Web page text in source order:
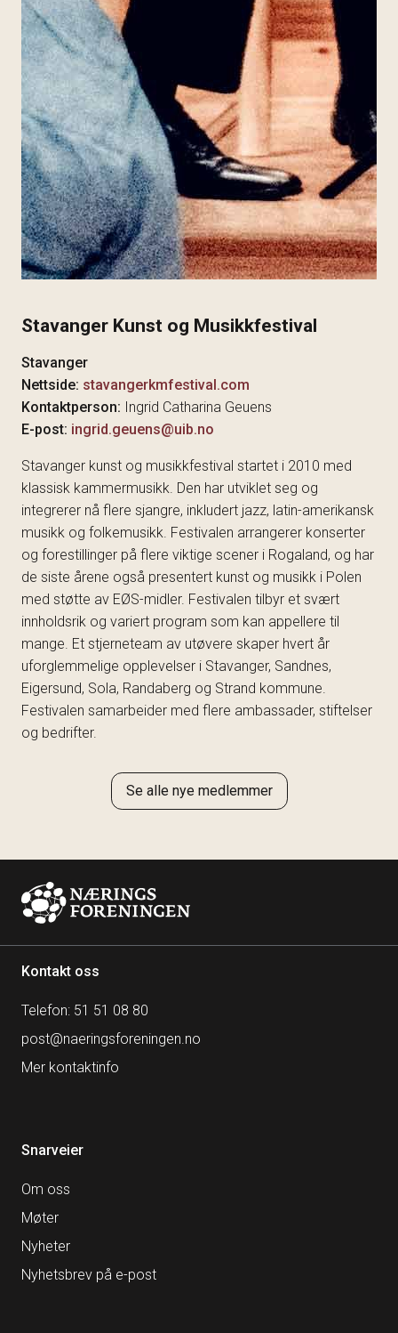
Stavanger Kunst og Musikkfestival
Stavanger
Nettside: stavangerkmfestival.com
Kontaktperson: Ingrid Catharina Geuens
E-post: ingrid.geuens@uib.no
Stavanger kunst og musikkfestival startet i 2010 med
klassisk kammermusikk. Den har utviklet seg og
integrerer nå flere sjangre, inkludert jazz, latin-amerikansk
musikk og folkemusikk. Festivalen arrangerer konserter
og forestillinger på flere viktige scener i Rogaland, og har
de siste årene også presentert kunst og musikk i Polen
med støtte av EØS-midler. Festivalen tilbyr et svært
innholdsrik og variert program som kan appellere til
mange. Et stjerneteam av utøvere skaper hvert år
uforglemmelige opplevelser i Stavanger, Sandnes,
Eigersund, Sola, Randaberg og Strand kommune.
Festivalen samarbeider med flere ambassader, stiftelser
og bedrifter.
Se alle nye medlemmer
Kontakt oss
Telefon: 51 51 08 80
post@naeringsforeningen.no
Mer kontaktinfo
Snarveier
Om oss
Møter
Nyheter
Nyhetsbrev på e-post